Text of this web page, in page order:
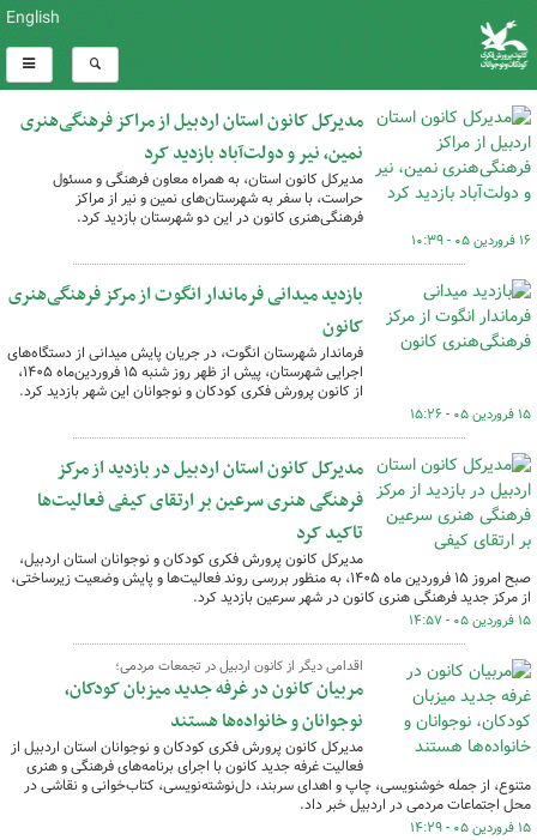
English
مدیرکل کانون استان اردبیل از مراکز فرهنگی‌هنری
نمین، نیر و دولت‌آباد بازدید کرد
مدیرکل کانون استان، به همراه معاون فرهنگی و مسئول
حراست، با سفر به شهرستان‌های نمین و نیر از مراکز
فرهنگی‌هنری کانون در این دو شهرستان بازدید کرد.
۱۶ فروردین ۰۵ - ۱۰:۳۹
بازدید میدانی فرماندار انگوت از مرکز فرهنگی‌هنری
کانون
فرماندار شهرستان انگوت، در جریان پایش میدانی از دستگاه‌های
اجرایی شهرستان، پیش از ظهر روز شنبه ۱۵ فروردین‌ماه ۱۴۰۵،
از کانون پرورش فکری کودکان و نوجوانان این شهر بازدید کرد.
۱۵ فروردین ۰۵ - ۱۵:۲۶
مدیرکل کانون استان اردبیل در بازدید از مرکز
فرهنگی هنری سرعین بر ارتقای کیفی فعالیت‌ها
تاکید کرد
مدیرکل کانون پرورش فکری کودکان و نوجوانان استان اردبیل،
صبح امروز ۱۵ فروردین ماه ۱۴۰۵، به منظور بررسی روند فعالیت‌ها و پایش وضعیت زیرساختی،
از مرکز جدید فرهنگی هنری کانون در شهر سرعین بازدید کرد.
۱۵ فروردین ۰۵ - ۱۴:۵۷
اقدامی دیگر از کانون اردبیل در تجمعات مردمی؛
مربیان کانون در غرفه جدید میزبان کودکان،
نوجوانان و خانواده‌ها هستند
مدیرکل کانون پرورش فکری کودکان و نوجوانان استان اردبیل از
فعالیت غرفه جدید کانون با اجرای برنامه‌های فرهنگی و هنری
متنوع، از جمله خوشنویسی، چاپ و اهدای سربند، دل‌نوشته‌نویسی، کتاب‌خوانی و نقاشی در
محل اجتماعات مردمی در اردبیل خبر داد.
۱۵ فروردین ۰۵ - ۱۴:۲۹